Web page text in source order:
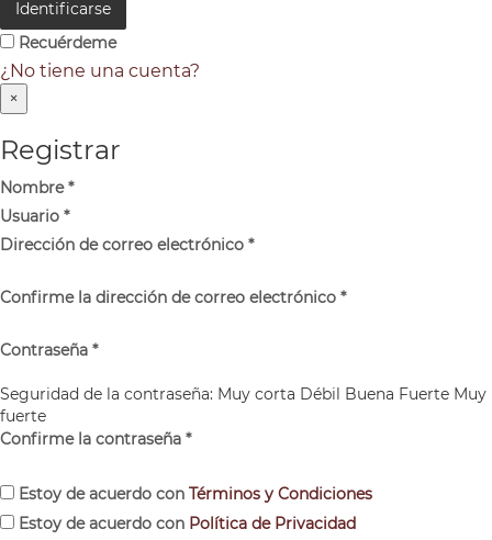
Identificarse
Recuérdeme
¿No tiene una cuenta?
×
Registrar
Nombre*
Usuario *
Dirección de correo electrónico *
Confirme la dirección de correo electrónico *
Contraseña *
Seguridad de la contraseña: Muy corta Débil Buena Fuerte Muy
fuerte
Confirme la contraseña *
Estoy de acuerdo con Términos y Condiciones
Estoy de acuerdo con Política de Privacidad